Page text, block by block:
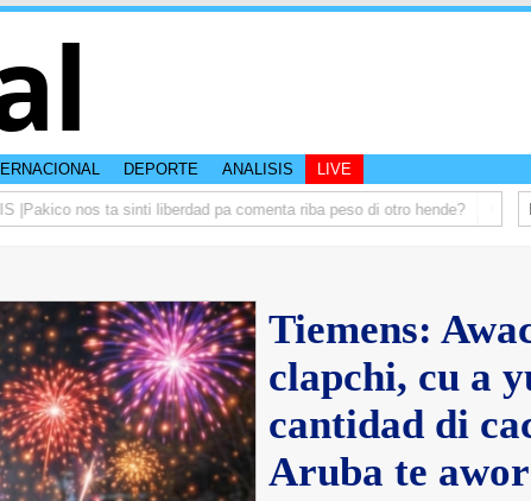
DEPORTE ANALISIS LIVE
nos ta sinti liberdad pa comenta riba peso di otro hende? Gobierno
Tiemens:
clapchi, cu a
cantidad di
Aruba te awor